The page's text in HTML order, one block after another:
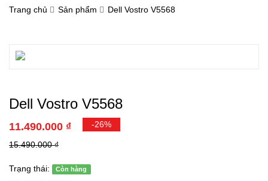
Trang chủ Sản phẩm Dell Vostro V5568
Dell Vostro V5568
11.490.000 ₫ -26%
15.490.000 ₫
Trạng thái: Còn hàng